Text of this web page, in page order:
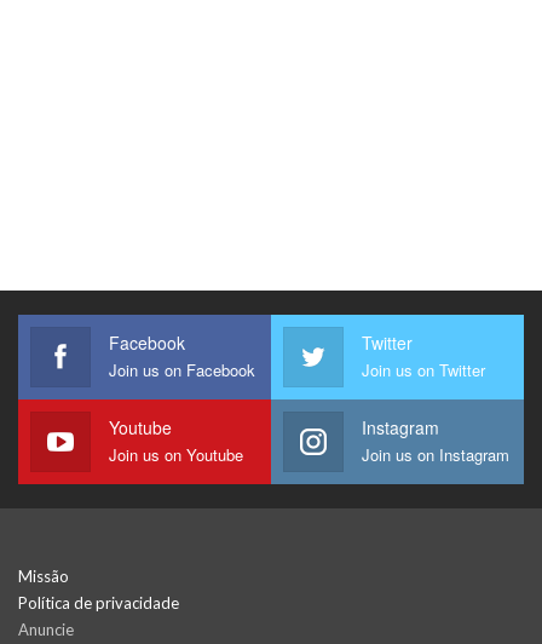
Facebook
Join us on Facebook
Twitter
Join us on Twitter
Youtube
Join us on Youtube
Instagram
Join us on Instagram
Missão
Política de privacidade
Anuncie